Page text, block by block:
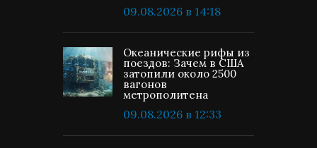
09.08.2026 в 14:18
Океанические рифы из
поездов: Зачем в США
затопили около 2500
вагонов
метрополитена
09.08.2026 в 12:33